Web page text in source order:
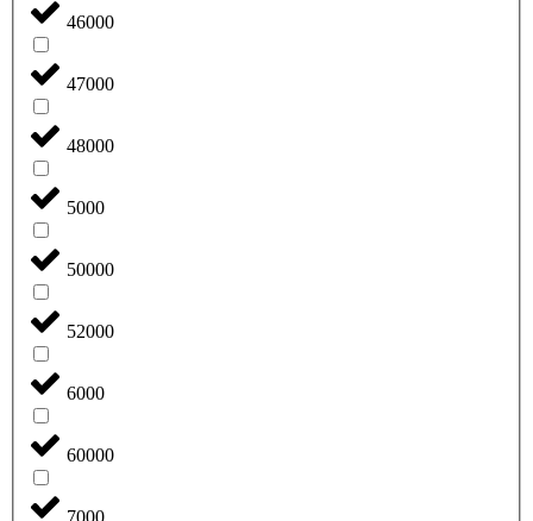
46000
47000
48000
5000
50000
52000
6000
60000
7000